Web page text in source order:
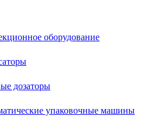
оборудование
дозаторы
упаковочные машины